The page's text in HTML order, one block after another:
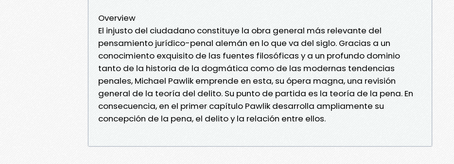
Overview
El injusto del ciudadano constituye la obra general más relevante del
pensamiento jurídico-penal alemán en lo que va del siglo. Gracias a un
conocimiento exquisito de las fuentes filosóficas y a un profundo dominio
tanto de la historia de la dogmática como de las modernas tendencias
penales, Michael Pawlik emprende en esta, su ópera magna, una revisión
general de la teoría del delito. Su punto de partida es la teoría de la pena. En
consecuencia, en el primer capítulo Pawlik desarrolla ampliamente su
concepción de la pena, el delito y la relación entre ellos.